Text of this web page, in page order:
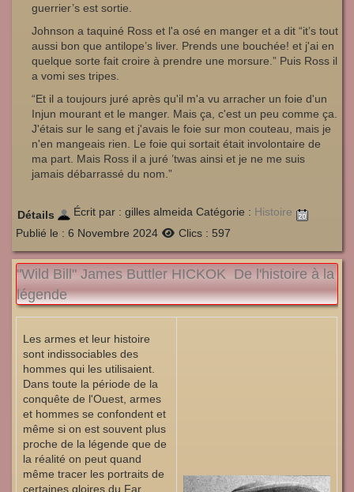
guerrier’s est sortie.
Johnson a taquiné Ross et l'a osé en manger et a dit “it’s tout
aussi bon que antilope’s liver. Prends une bouchée! et j'ai en
quelque sorte fait croire à prendre une morsure.” Puis Ross il
a vomi ses tripes.
“Et il a toujours juré après qu'il m'a vu arracher un foie d'un
Injun mourant et le manger. Mais ça, c'est un peu comme ça.
J'étais sur le sang et j'avais le foie sur mon couteau, mais je
n'en mangeais rien. Le foie qui sortait était involontaire de
ma part. Mais Ross il a juré ’twas ainsi et je ne me suis
jamais débarrassé du nom.”
Détails Écrit par : gilles almeida Catégorie : Histoire
Publié le : 6 Novembre 2024
Clics : 597
"Wild Bill" James Buttler HICKOK De l'histoire à la
légende
Les armes et leur histoire
sont indissociables des
hommes qui les utilisaient.
Dans toute la période de la
conquête de l'Ouest, armes
et hommes se confondent et
même si on est souvent plus
proche de la légende que de
la réalité on peut quand
même tracer les portraits de
certaines gloires du Far